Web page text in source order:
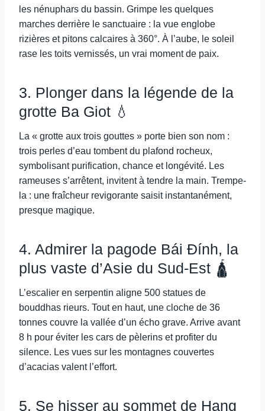
les nénuphars du bassin. Grimpe les quelques
marches derrière le sanctuaire : la vue englobe
rizières et pitons calcaires à 360°. À l’aube, le soleil
rase les toits vernissés, un vrai moment de paix.
3. Plonger dans la légende de la
grotte Ba Giot 💧
La « grotte aux trois gouttes » porte bien son nom :
trois perles d’eau tombent du plafond rocheux,
symbolisant purification, chance et longévité. Les
rameuses s’arrêtent, invitent à tendre la main. Trempe-
la : une fraîcheur revigorante saisit instantanément,
presque magique.
4. Admirer la pagode Bái Đính, la
plus vaste d’Asie du Sud-Est 🛕
L’escalier en serpentin aligne 500 statues de
bouddhas rieurs. Tout en haut, une cloche de 36
tonnes couvre la vallée d’un écho grave. Arrive avant
8 h pour éviter les cars de pèlerins et profiter du
silence. Les vues sur les montagnes couvertes
d’acacias valent l’effort.
5. Se hisser au sommet de Hang